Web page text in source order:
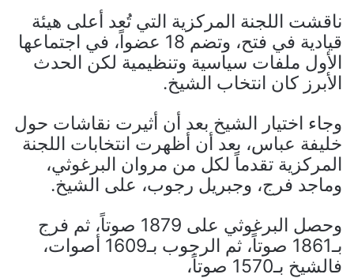
ناقشت اللجنة المركزية التي تُعد أعلى هيئة
قيادية في فتح، وتضم 18 عضواً، في اجتماعها
الأول ملفات سياسية وتنظيمية لكن الحدث
الأبرز كان انتخاب الشيخ.
وجاء اختيار الشيخ بعد أن أثيرت نقاشات حول
خليفة عباس، بعد أن أظهرت انتخابات اللجنة
المركزية تقدماً لكل من مروان البرغوثي،
وماجد فرج، وجبريل رجوب، على الشيخ.
وحصل البرغوثي على 1879 صوتاً، ثم فرج
بـ1861 صوتاً، ثم الرجوب بـ1609 أصوات،
فالشيخ بـ1570 صوتاً،